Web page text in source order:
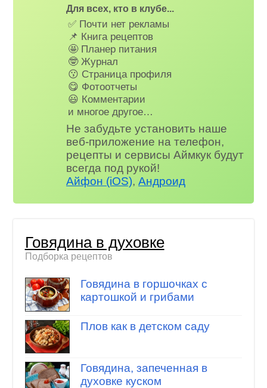
Для всех, кто в клубе...
✅ Почти нет рекламы
📌 Книга рецептов
🤩 Планер питания
🤓 Журнал
😗 Страница профиля
😋 Фотоотчеты
😃 Комментарии
и многое другое…
Не забудьте установить наше
веб-приложение на телефон,
рецепты и сервисы Аймкук будут
всегда под рукой!
Айфон (iOS),Андроид
Говядина в духовке
Подборка рецептов
Говядина в горшочках с
картошкой и грибами
Плов как в детском саду
Говядина, запеченная в
духовке куском